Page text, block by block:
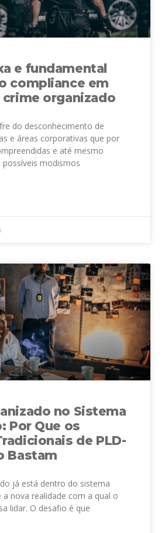
e fundamental
compliance em
organizado
do desconhecimento de
e áreas corporativas que por
e até mesmo
modismos
no Sistema
Por Que os
de PLD-
Bastam
já está dentro do sistema
a nova realidade com a qual o
lidar. O desafio é que